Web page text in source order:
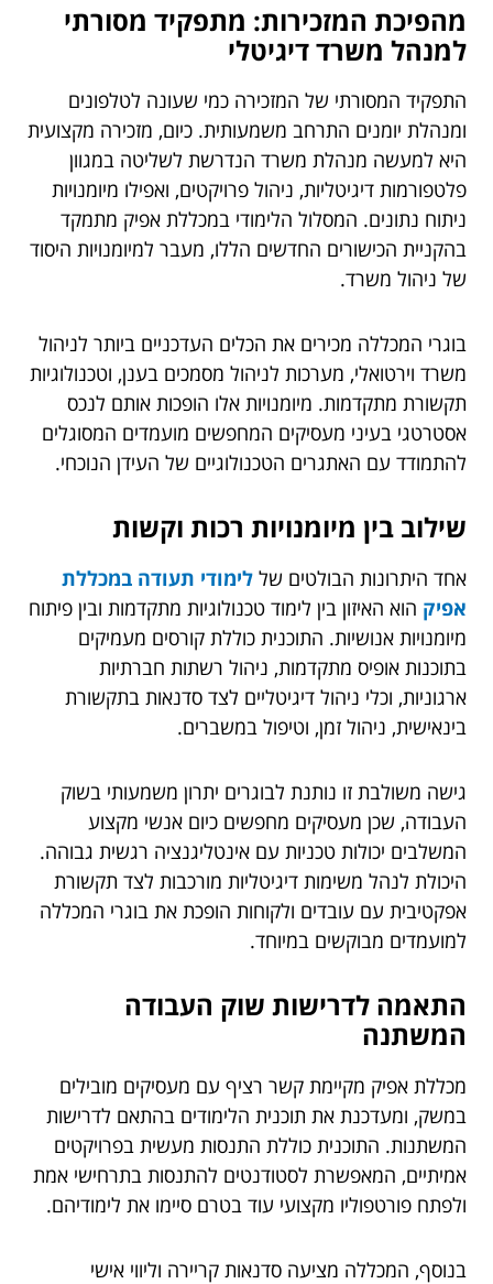
מהפיכת המזכירות: מתפקיד מסורתי
למנהל משרד דיגיטלי
התפקיד המסורתי של המזכירה כמי שעונה לטלפונים
ומנהלת יומנים התרחב משמעותית. כיום, מזכירה מקצועית
היא למעשה מנהלת משרד הנדרשת לשליטה במגוון
פלטפורמות דיגיטליות, ניהול פרויקטים, ואפילו מיומנויות
ניתוח נתונים. המסלול הלימודי במכללת אפיק מתמקד
בהקניית הכישורים החדשים הללו, מעבר למיומנויות היסוד
של ניהול משרד.
בוגרי המכללה מכירים את הכלים העדכניים ביותר לניהול
משרד וירטואלי, מערכות לניהול מסמכים בענן, וטכנולוגיות
תקשורת מתקדמות. מיומנויות אלו הופכות אותם לנכס
אסטרטגי בעיני מעסיקים המחפשים מועמדים המסוגלים
להתמודד עם האתגרים הטכנולוגיים של העידן הנוכחי.
שילוב בין מיומנויות רכות וקשות
אחד היתרונות הבולטים של לימודי תעודה במכללת
אפיק הוא האיזון בין לימוד טכנולוגיות מתקדמות ובין פיתוח
מיומנויות אנושיות. התוכנית כוללת קורסים מעמיקים
בתוכנות אופיס מתקדמות, ניהול רשתות חברתיות
ארגוניות, וכלי ניהול דיגיטליים לצד סדנאות בתקשורת
בינאישית, ניהול זמן, וטיפול במשברים.
גישה משולבת זו נותנת לבוגרים יתרון משמעותי בשוק
העבודה, שכן מעסיקים מחפשים כיום אנשי מקצוע
המשלבים יכולות טכניות עם אינטליגנציה רגשית גבוהה.
היכולת לנהל משימות דיגיטליות מורכבות לצד תקשורת
אפקטיבית עם עובדים ולקוחות הופכת את בוגרי המכללה
למועמדים מבוקשים במיוחד.
התאמה לדרישות שוק העבודה
המשתנה
מכללת אפיק מקיימת קשר רציף עם מעסיקים מובילים
במשק, ומעדכנת את תוכנית הלימודים בהתאם לדרישות
המשתנות. התוכנית כוללת התנסות מעשית בפרויקטים
אמיתיים, המאפשרת לסטודנטים להתנסות בתרחישי אמת
ולפתח פורטפוליו מקצועי עוד בטרם סיימו את לימודיהם.
בנוסף, המכללה מציעה סדנאות קריירה וליווי אישי